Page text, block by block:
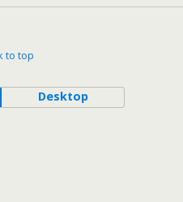
to top
Desktop